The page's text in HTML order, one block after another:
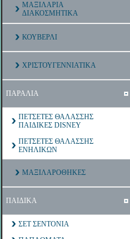
ΜΑΞΙΛΑΡΙΑ
ΔΙΑΚΟΣΜΗΤΙΚΑ
ΚΟΥΒΕΡΛΙ
ΧΡΙΣΤΟΥΓΕΝΝΙΑΤΙΚΑ
ΠΑΡΑΛΙΑ
ΠΕΤΣΕΤΕΣ ΘΑΛΑΣΣΗΣ
ΠΑΙΔΙΚΕΣ DISNEY
ΠΕΤΣΕΤΕΣ ΘΑΛΑΣΣΗΣ
ΕΝΗΛΙΚΩΝ
ΜΑΞΙΛΑΡΟΘΗΚΕΣ
ΠΑΙΔΙΚΑ
ΣΕΤ ΣΕΝΤΟΝΙΑ